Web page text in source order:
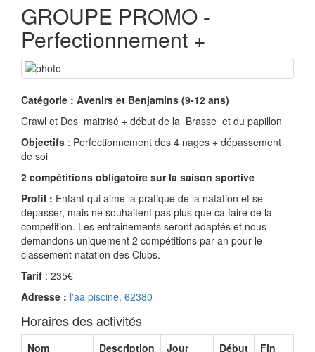
GROUPE PROMO -
Perfectionnement +
Catégorie : Avenirs et Benjamins (9-12 ans)
Crawl et Dos maitrisé + début de la Brasse et du papillon
Objectifs : Perfectionnement des 4 nages + dépassement
de soi
2 compétitions obligatoire sur la saison sportive
Profil : Enfant qui aime la pratique de la natation et se
dépasser, mais ne souhaitent pas plus que ca faire de la
compétition. Les entrainements seront adaptés et nous
demandons uniquement 2 compétitions par an pour le
classement natation des Clubs.
Tarif : 235€
Adresse : l'aa piscine, 62380
Horaires des activités
Nom Description Jour Début
Fin